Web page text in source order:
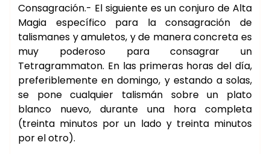
Consagración.- El siguiente es un conjuro de Alta
Magia específico para la consagración de
talismanes y amuletos, y de manera concreta es
muy poderoso para consagrar un
Tetragrammaton. En las primeras horas del día,
preferiblemente en domingo, y estando a solas,
se pone cualquier talismán sobre un plato
blanco nuevo, durante una hora completa
(treinta minutos por un lado y treinta minutos
por el otro).